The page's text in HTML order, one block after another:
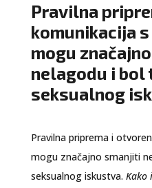
Pravilna
komunikacija
mogu
nelagodu i bol
seksualnog
Pravilna priprema i
mogu značajno smanjiti
seksualnog iskustva. Kako